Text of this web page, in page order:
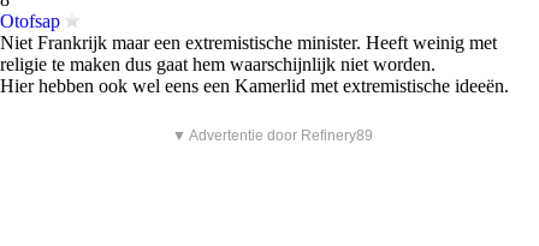
Otofsap
Niet Frankrijk maar een extremistische minister. Heeft weinig met
religie te maken dus gaat hem waarschijnlijk niet worden.
Hier hebben ook wel eens een Kamerlid met extremistische ideeën.
▼ Advertentie door Refinery89